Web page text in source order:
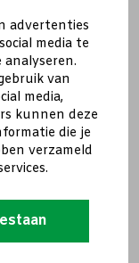
advertenties
media te
van
media,
kunnen deze
die je
verzameld